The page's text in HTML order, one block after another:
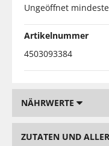
Ungeöffnet
Artikelnummer
4503093384
NÄHRWERTE
ZUTATEN UND